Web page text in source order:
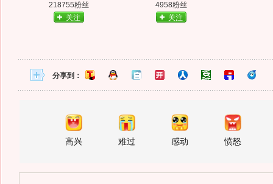
218755粉丝
关注
4958粉丝
关注
分享到：
高兴 难过 感动 愤怒